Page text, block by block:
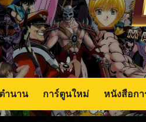
ำนาน การ์ตูนใหม่ หนังสือก